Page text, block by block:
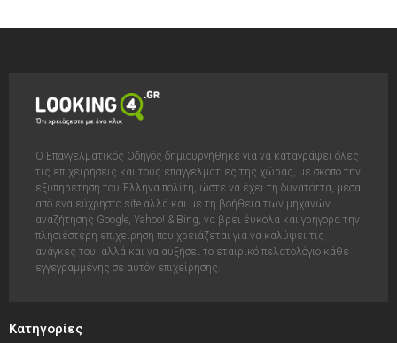
Ο Επαγγελματικός Οδηγός δημιουργήθηκε για να καταγράψει όλες
τις επιχειρήσεις και τους επαγγελματίες της χώρας, με σκοπό την
εξυπηρέτηση του Έλληνα πολίτη, ώστε να έχει τη δυνατόττα, μέσα
από ένα εύχρηστο site αλλά και με τη βοήθεια των μηχανών
αναζήτησης Google, Yahoo! & Bing, να βρει έυκολα και γρήγορα την
πλησιέστερη επιχείρηση που χρειάζεται για να καλύψει τις
ανάγκες του, αλλά και να αυξήσει το εταιρικό πελατολόγιο κάθε
εγγεγραμμένης σε αυτόν επιχείρησης.
Κατηγορίες